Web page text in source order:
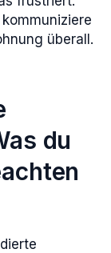
überall.
du